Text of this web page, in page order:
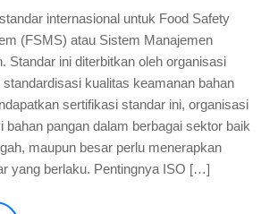
internasional untuk Food Safety
(FSMS) atau Sistem Manajemen
Standar ini diterbitkan oleh organisasi
standardisasi kualitas keamanan bahan
sertifikasi standar ini, organisasi
bahan pangan dalam berbagai sektor baik
maupun besar perlu menerapkan
yang berlaku. Pentingnya ISO […]